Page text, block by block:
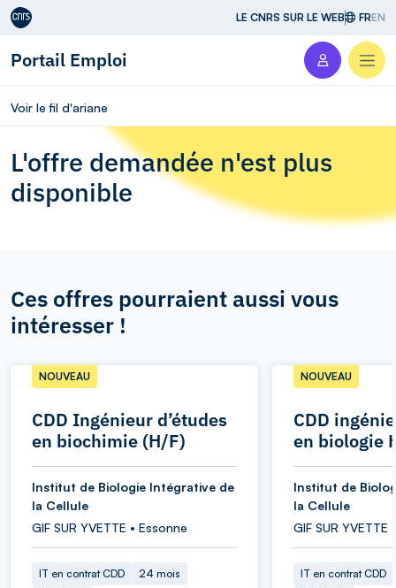
Aller au contenu LE CNRS SUR LE WEB FREN
Portail Emploi
Voir le fil d'ariane
L'offre demandée n'est plus
disponible
Ces offres pourraient aussi vous
intéresser !
CDD Ingénieur d’études
en biochimie (H/F)
NOUVEAU
Institut de Biologie Intégrative de
la Cellule
GIF SUR YVETTE • Essonne
IT en contrat CDD
24 mois
CDD
en biologie
NOUVEAU
Institut de
la Cellule
GIF SUR YVETTE
IT en contrat CDD